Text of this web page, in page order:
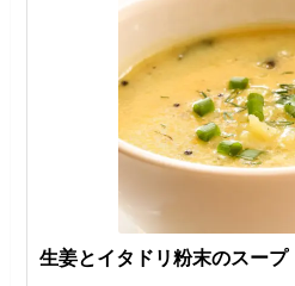
生姜とイタドリ粉末のスープ